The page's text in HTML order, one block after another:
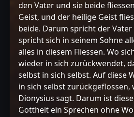
den Vater und sie beide
Geist, und der heilige Geist
beide. Darum spricht der
spricht sich in seinem Sohne
alles in diesem Fliessen. Wo
wieder in sich zurückwendet,
selbst in sich selbst. Auf diese
in sich selbst zurückgeflossen,
Dionysius sagt. Darum ist
Gottheit ein Sprechen ohne